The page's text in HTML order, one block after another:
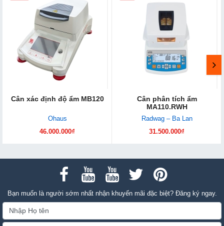
Cân xác định độ ẩm MB120
Ohaus
46.000.000₫
Cân phân tích ẩm
MA110.RWH
Radwag – Ba Lan
31.500.000₫
Bạn muốn là người sớm nhất nhận khuyến mãi đặc biệt? Đăng ký ngay.